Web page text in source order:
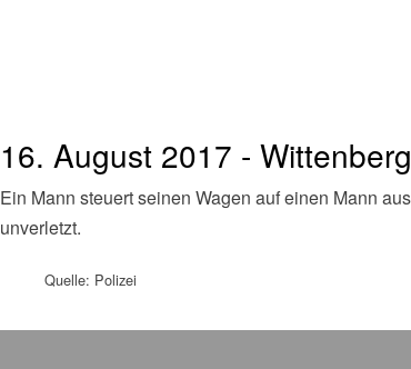
16. August 2017 - Wittenberg
Ein Mann steuert seinen Wagen auf einen Mann aus Syrien zu. Dieser kann glücklicherweise zur Seite springen und bleibt daher
unverletzt.
Quelle: Polizei